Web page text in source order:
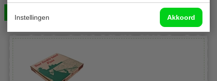
Instellingen Akkoord
Bekijken